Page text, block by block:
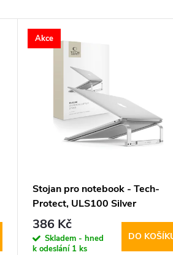
Akce
Stojan pro notebook - Tech-
Protect, ULS100 Silver
386 Kč
Skladem - hned
k odeslání 1 ks
DO